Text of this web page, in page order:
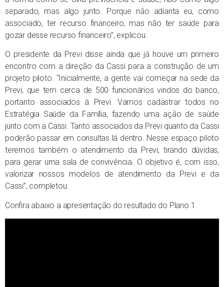
separado, mas algo junto. Porque não adianta eu, como
associado, ter recurso financeiro, mas não ter saúde para
gozar desse recurso financeiro”, explicou.
O presidente da Previ disse ainda que já houve um primeiro
encontro com a direção da Cassi para a construção de um
projeto piloto. “Inicialmente, a gente vai começar na sede da
Previ, que tem cerca de 500 funcionários vindos do banco,
portanto associados à Previ. Vamos cadastrar todos no
Estratégia Saúde da Família, fazendo uma ação de saúde
junto com a Cassi. Tanto associados da Previ quanto da Cassi
poderão passar em consultas lá dentro. Nesse espaço piloto
teremos também o atendimento da Previ, tirando dúvidas,
para gerar uma sala de convivência. O objetivo é, com isso,
valorizar nossos modelos de atendimento da Previ e da
Cassi”, completou.
Confira abaixo a apresentação do resultado do Plano 1